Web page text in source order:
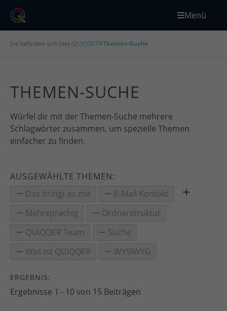
Menü
Sie befinden sich hier:QUIQQER Themen-Suche
THEMEN-SUCHE
Würfel dir mit der Themen-Suche mehrere
Schlagwörter zusammen, um spezielle Themen
einfacher zu finden.
AUSGEWÄHLTE THEMEN:
Das bringt es mit
E-Mail Kontakt
Mehrsprachig
Ordnerstruktur
QUIQQER Team
Suche
Was ist QUIQQER
WYSIWYG
ERGEBNIS:
Ergebnisse 1 - 10 von 15 Beiträgen